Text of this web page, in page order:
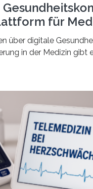
für
über digitale
in der Medizin gibt
wissenschaftlich
der Technischen
sich das Portal sowohl
aber ebenso an
Für all diese
zu